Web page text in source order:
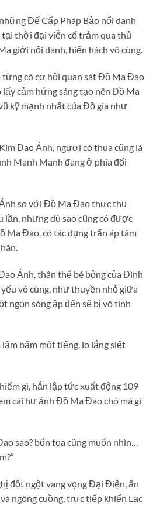
Đế Cấp Pháp Bảo nổi danh
thời đại viễn cổ trảm qua thủ
giới nổi danh, hiển hách vô cùng.
có cơ hội quan sát Đồ Ma Đao
cảm hứng sáng tạo nên Đồ Ma
kỹ mạnh nhất của Đồ gia như
Đao Ảnh, ngươi có thua cũng là
Manh Manh đang ở phía đối
so với Đồ Ma Đao thực thụ
lần, nhưng dù sao cũng có được
Ma Đao, có tác dụng trấn áp tâm
Ảnh, thân thể bé bỏng của Đình
vô cùng, như thuyền nhỏ giữa
ngọn sóng ập đến sẽ bị vô tình
bẩm một tiếng, lo lắng siết
gì, hắn lập tức xuất động 109
cái hư ảnh Đồ Ma Đao chó má gì
sao? bổn tọa cũng muốn nhìn…
đột ngột vang vọng Đại Điện, ẩn
ngông cuồng, trực tiếp khiến Lạc